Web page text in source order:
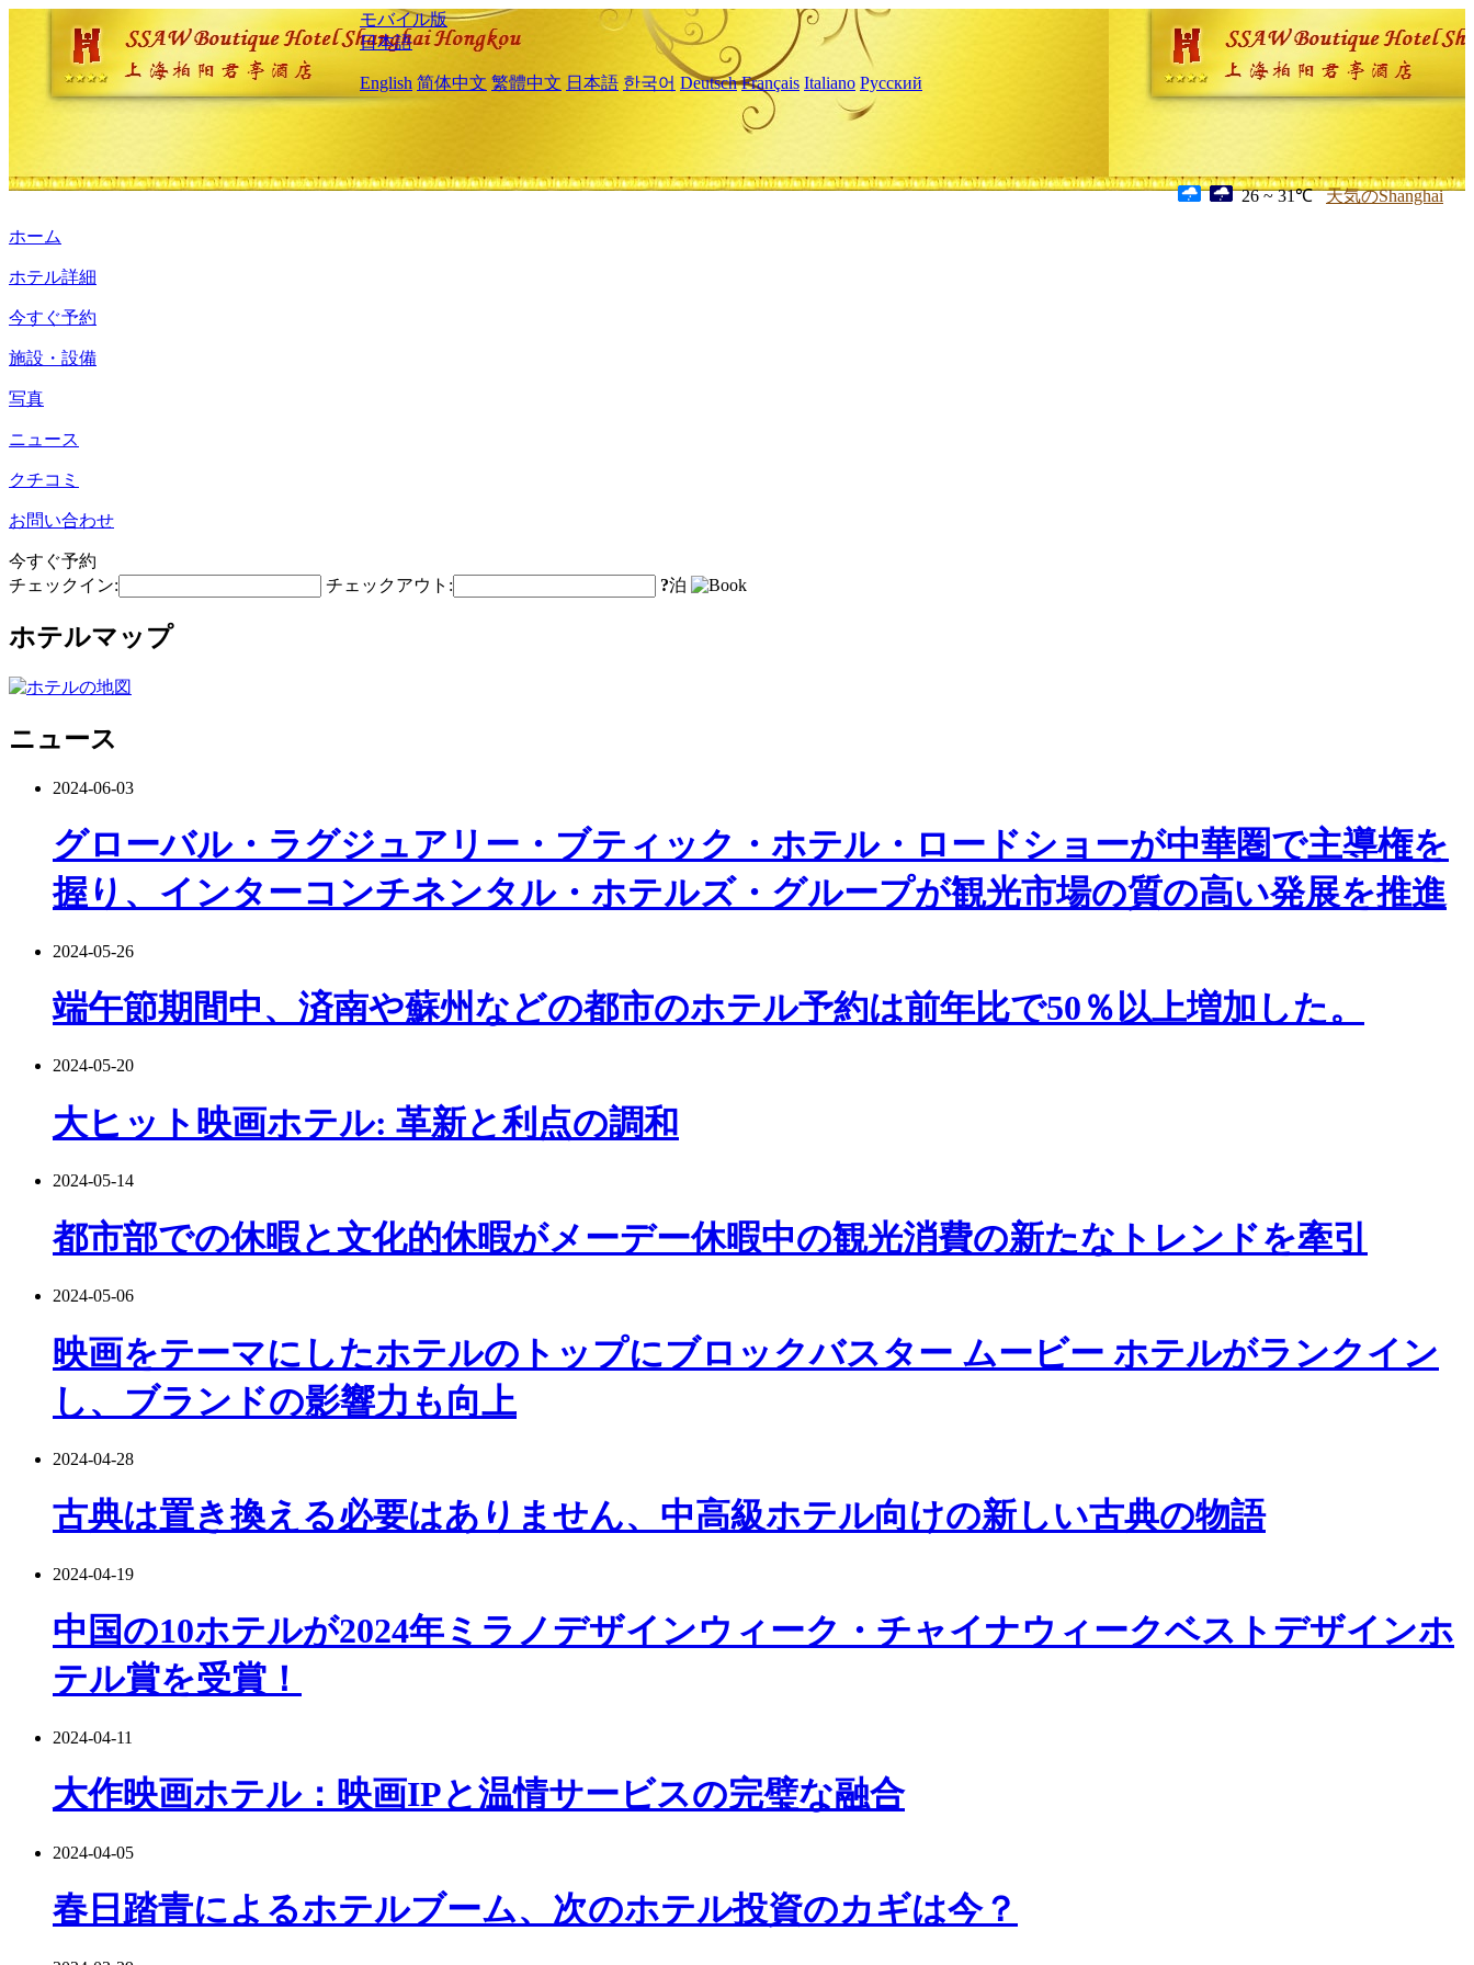
モバイル版
日本語
English 简体中文 繁體中文 日本語 한국어 Deutsch Français Italiano Русский
26 ~ 31℃ 天気のShanghai
ホーム
ホテル詳細
今すぐ予約
施設・設備
写真
ニュース
クチコミ
お問い合わせ
今すぐ予約
チェックイン:
チェックアウト: ?泊
ホテルマップ
ニュース
2024-06-03
グローバル・ラグジュアリー・ブティック・ホテル・ロードショーが中華圏で主導権を
握り、インターコンチネンタル・ホテルズ・グループが観光市場の質の高い発展を推進
2024-05-26
端午節期間中、済南や蘇州などの都市のホテル予約は前年比で50％以上増加した。
2024-05-20
大ヒット映画ホテル: 革新と利点の調和
2024-05-14
都市部での休暇と文化的休暇がメーデー休暇中の観光消費の新たなトレンドを牽引
2024-05-06
映画をテーマにしたホテルのトップにブロックバスター ムービー ホテルがランクイン
し、ブランドの影響力も向上
2024-04-28
古典は置き換える必要はありません、中高級ホテル向けの新しい古典の物語
2024-04-19
中国の10ホテルが2024年ミラノデザインウィーク・チャイナウィークベストデザインホ
テル賞を受賞！
2024-04-11
大作映画ホテル：映画IPと温情サービスの完璧な融合
2024-04-05
春日踏青によるホテルブーム、次のホテル投資のカギは今？